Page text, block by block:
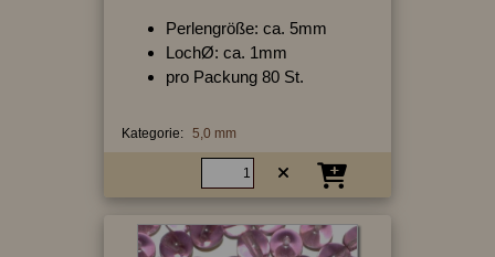
Perlengröße: ca. 5mm
LochØ: ca. 1mm
pro Packung 80 St.
Kategorie: 5,0 mm